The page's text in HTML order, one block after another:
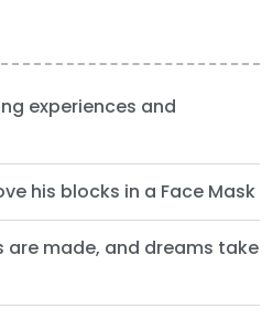
experiences and
his blocks in a Face Mask
are made, and dreams take